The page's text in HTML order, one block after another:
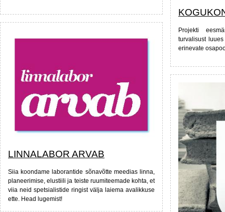
LINNALABOR ARVAB
Siia koondame laborantide sõnavõtte meedias linna,
planeerimise, elustiili ja teiste ruumiteemade kohta, et
viia neid spetsialistide ringist välja laiema avalikkuse
ette. Head lugemist!
Projekti
turvalisust
erinevate